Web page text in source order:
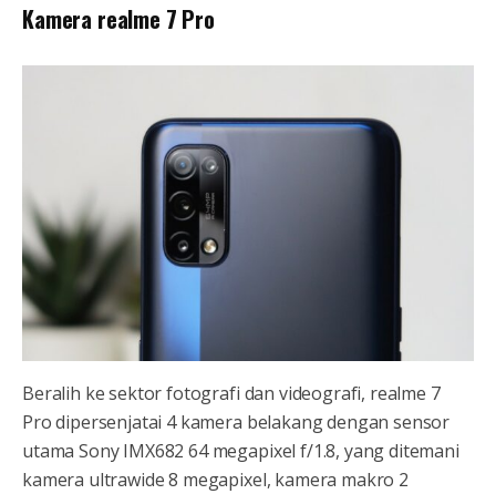
Kamera realme 7 Pro
Beralih ke sektor fotografi dan videografi, realme 7
Pro dipersenjatai 4 kamera belakang dengan sensor
utama Sony IMX682 64 megapixel f/1.8, yang ditemani
kamera ultrawide 8 megapixel, kamera makro 2